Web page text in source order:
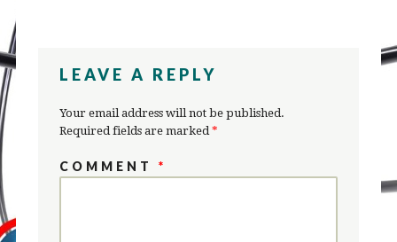
LEAVE A REPLY
Your email address will not be published.
Required fields are marked*
COMMENT*